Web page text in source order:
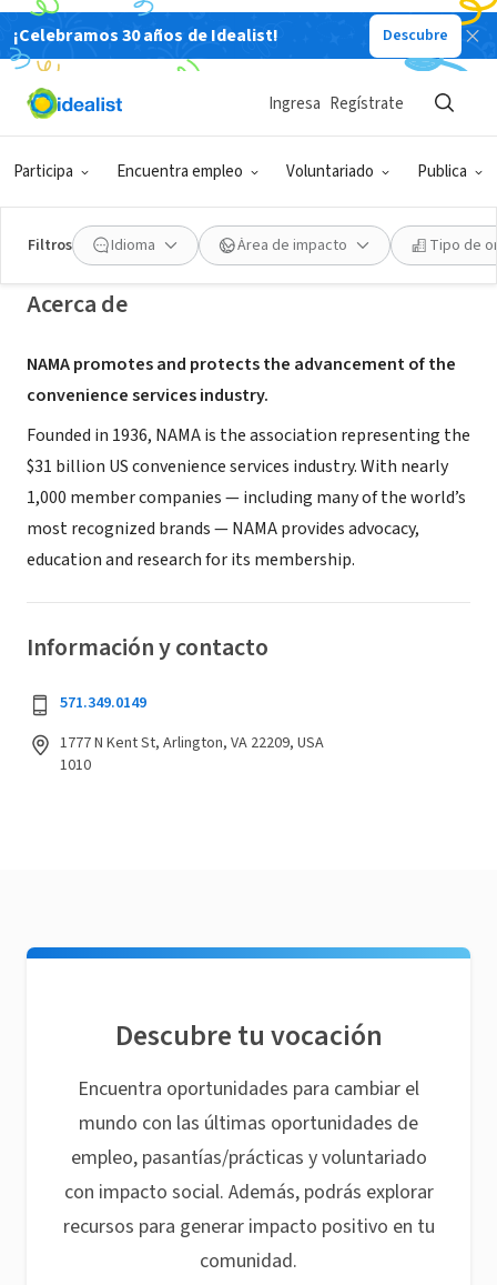
¡Celebramos 30 años de Idealist! Descubre
Participa Encuentra empleo Voluntariado Publica
Ingresa Regístrate
Filtros Idioma Área de impacto Tipo de
ORGANIZACIÓN SIN FIN DE LUCRO
National Automatic Merchandising
Association
Arlington, VA namanow.org/
Acerca de
NAMA promotes and protects the advancement of the
convenience services industry.
Founded in 1936, NAMA is the association representing the
$31 billion US convenience services industry. With nearly
1,000 member companies — including many of the world’s
most recognized brands — NAMA provides advocacy,
education and research for its membership.
Información y contacto
571.349.0149
1777 N Kent St, Arlington, VA 22209, USA
1010
Descubre tu vocación
Encuentra oportunidades para cambiar el
mundo con las últimas oportunidades de
empleo, pasantías/prácticas y voluntariado
con impacto social. Además, podrás explorar
recursos para generar impacto positivo en tu
comunidad.